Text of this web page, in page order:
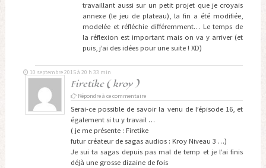
travaillant aussi sur un petit projet que je croyais
annexe (le jeu de plateau), la fin a été modifiée,
modelée et réfléchie différemment… Le temps de
la réflexion est important mais on va y arriver (et
puis, j’ai des idées pour une suite ! XD)
Firetike ( kroy )
10 septembre 2015 à 20 h 33 min
Répondre à ce commentaire
Serai-ce possible de savoir la venu de l’épisode 16, et
également si tu y travail …
( je me présente : Firetike
futur créateur de sagas audios : Kroy Niveau 3 …)
Je sui ta sagas depuis pas mal de temp et je l’ai finis
déjà une grosse dizaine de fois